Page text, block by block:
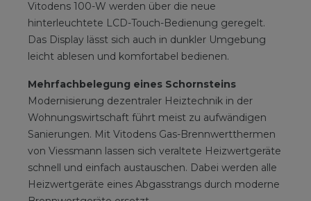
Vitodens 100-W werden über die neue
hinterleuchtete LCD-Touch-Bedienung geregelt.
Das Display lässt sich auch in dunkler Umgebung
leicht ablesen und komfortabel bedienen.
Mehrfachbelegung eines Schornsteins
Modernisierung dezentraler Heiztechnik in der
Wohnungswirtschaft führt meist zu aufwändigen
Sanierungen. Mit Vitodens Gas-Brennwertthermen
von Viessmann lassen sich veraltete Heizwertgeräte
schnell und einfach austauschen. Dabei werden alle
Heizwertgeräte eines Abgasstrangs durch moderne